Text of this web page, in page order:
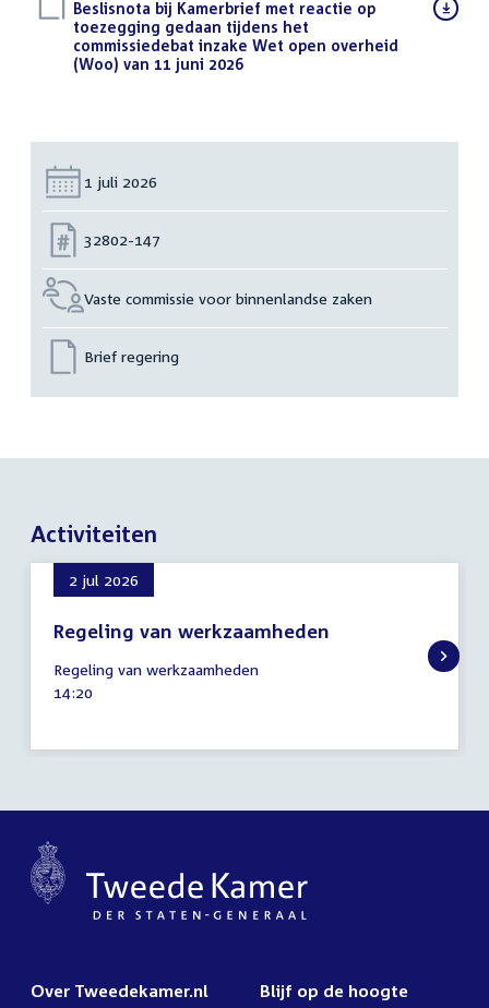
Download
bestand:
Beslisnota bij Kamerbrief met reactie op
toezegging gedaan tijdens het
commissiedebat inzake Wet open overheid
(Woo) van 11 juni 2026(PDF)
Datum:
1 juli 2026
Nummer:
32802-147
Vaste commissie voor binnenlandse zaken
Brief regering
Activiteiten
2 jul 2026
Regeling van werkzaamheden
juli
2026
Regeling van werkzaamheden
Tijd
14:20
Over Tweedekamer.nl Blijf op de hoogte